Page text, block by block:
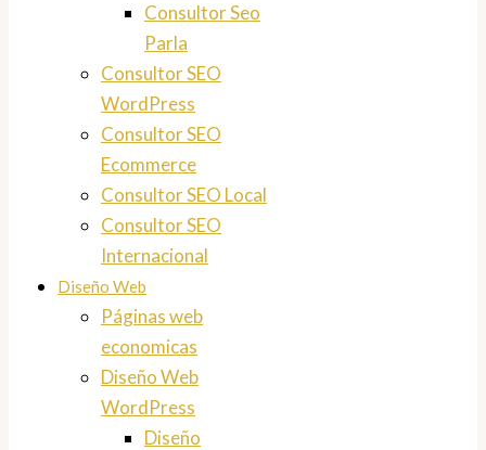
Consultor Seo
Parla
Consultor SEO
WordPress
Consultor SEO
Ecommerce
Consultor SEO Local
Consultor SEO
Internacional
Diseño Web
Páginas web
economicas
Diseño Web
WordPress
Diseño